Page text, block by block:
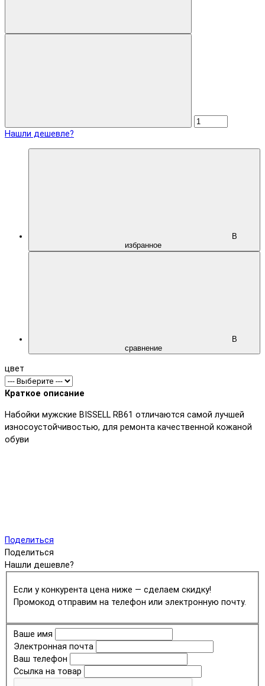
Нашли дешевле?
В
избранное
В
сравнение
цвет
Краткое описание
Набойки мужские BISSELL RB61 отличаются самой лучшей
износоустойчивостью, для ремонта качественной кожаной
обуви
Поделиться
Поделиться
Нашли дешевле?
Если у конкурента цена ниже — сделаем скидку!
Промокод отправим на телефон или электронную почту.
Ваше имя
Электронная почта
Ваш телефон
Ссылка на товар